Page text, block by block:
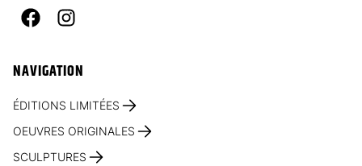
FacebookInstagram
NAVIGATION
ÉDITIONS LIMITÉES
OEUVRES ORIGINALES
SCULPTURES